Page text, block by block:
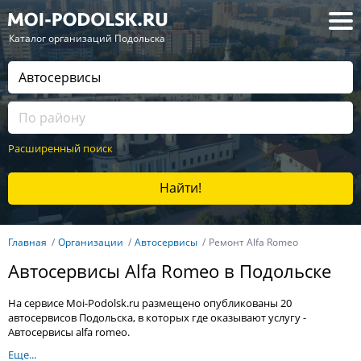
— Каталог организаций Подольска
Расширенный поиск
Найти!
Главная Организации Автосервисы Ремонт Alfa Romeo
Автосервисы Alfa Romeo в Подольске
На сервисе Moi-Podolsk.ru размещено опубликованы 20
автосервисов Подольска, в которых где оказывают услугу -
Автосервисы alfa romeo.
Еще...